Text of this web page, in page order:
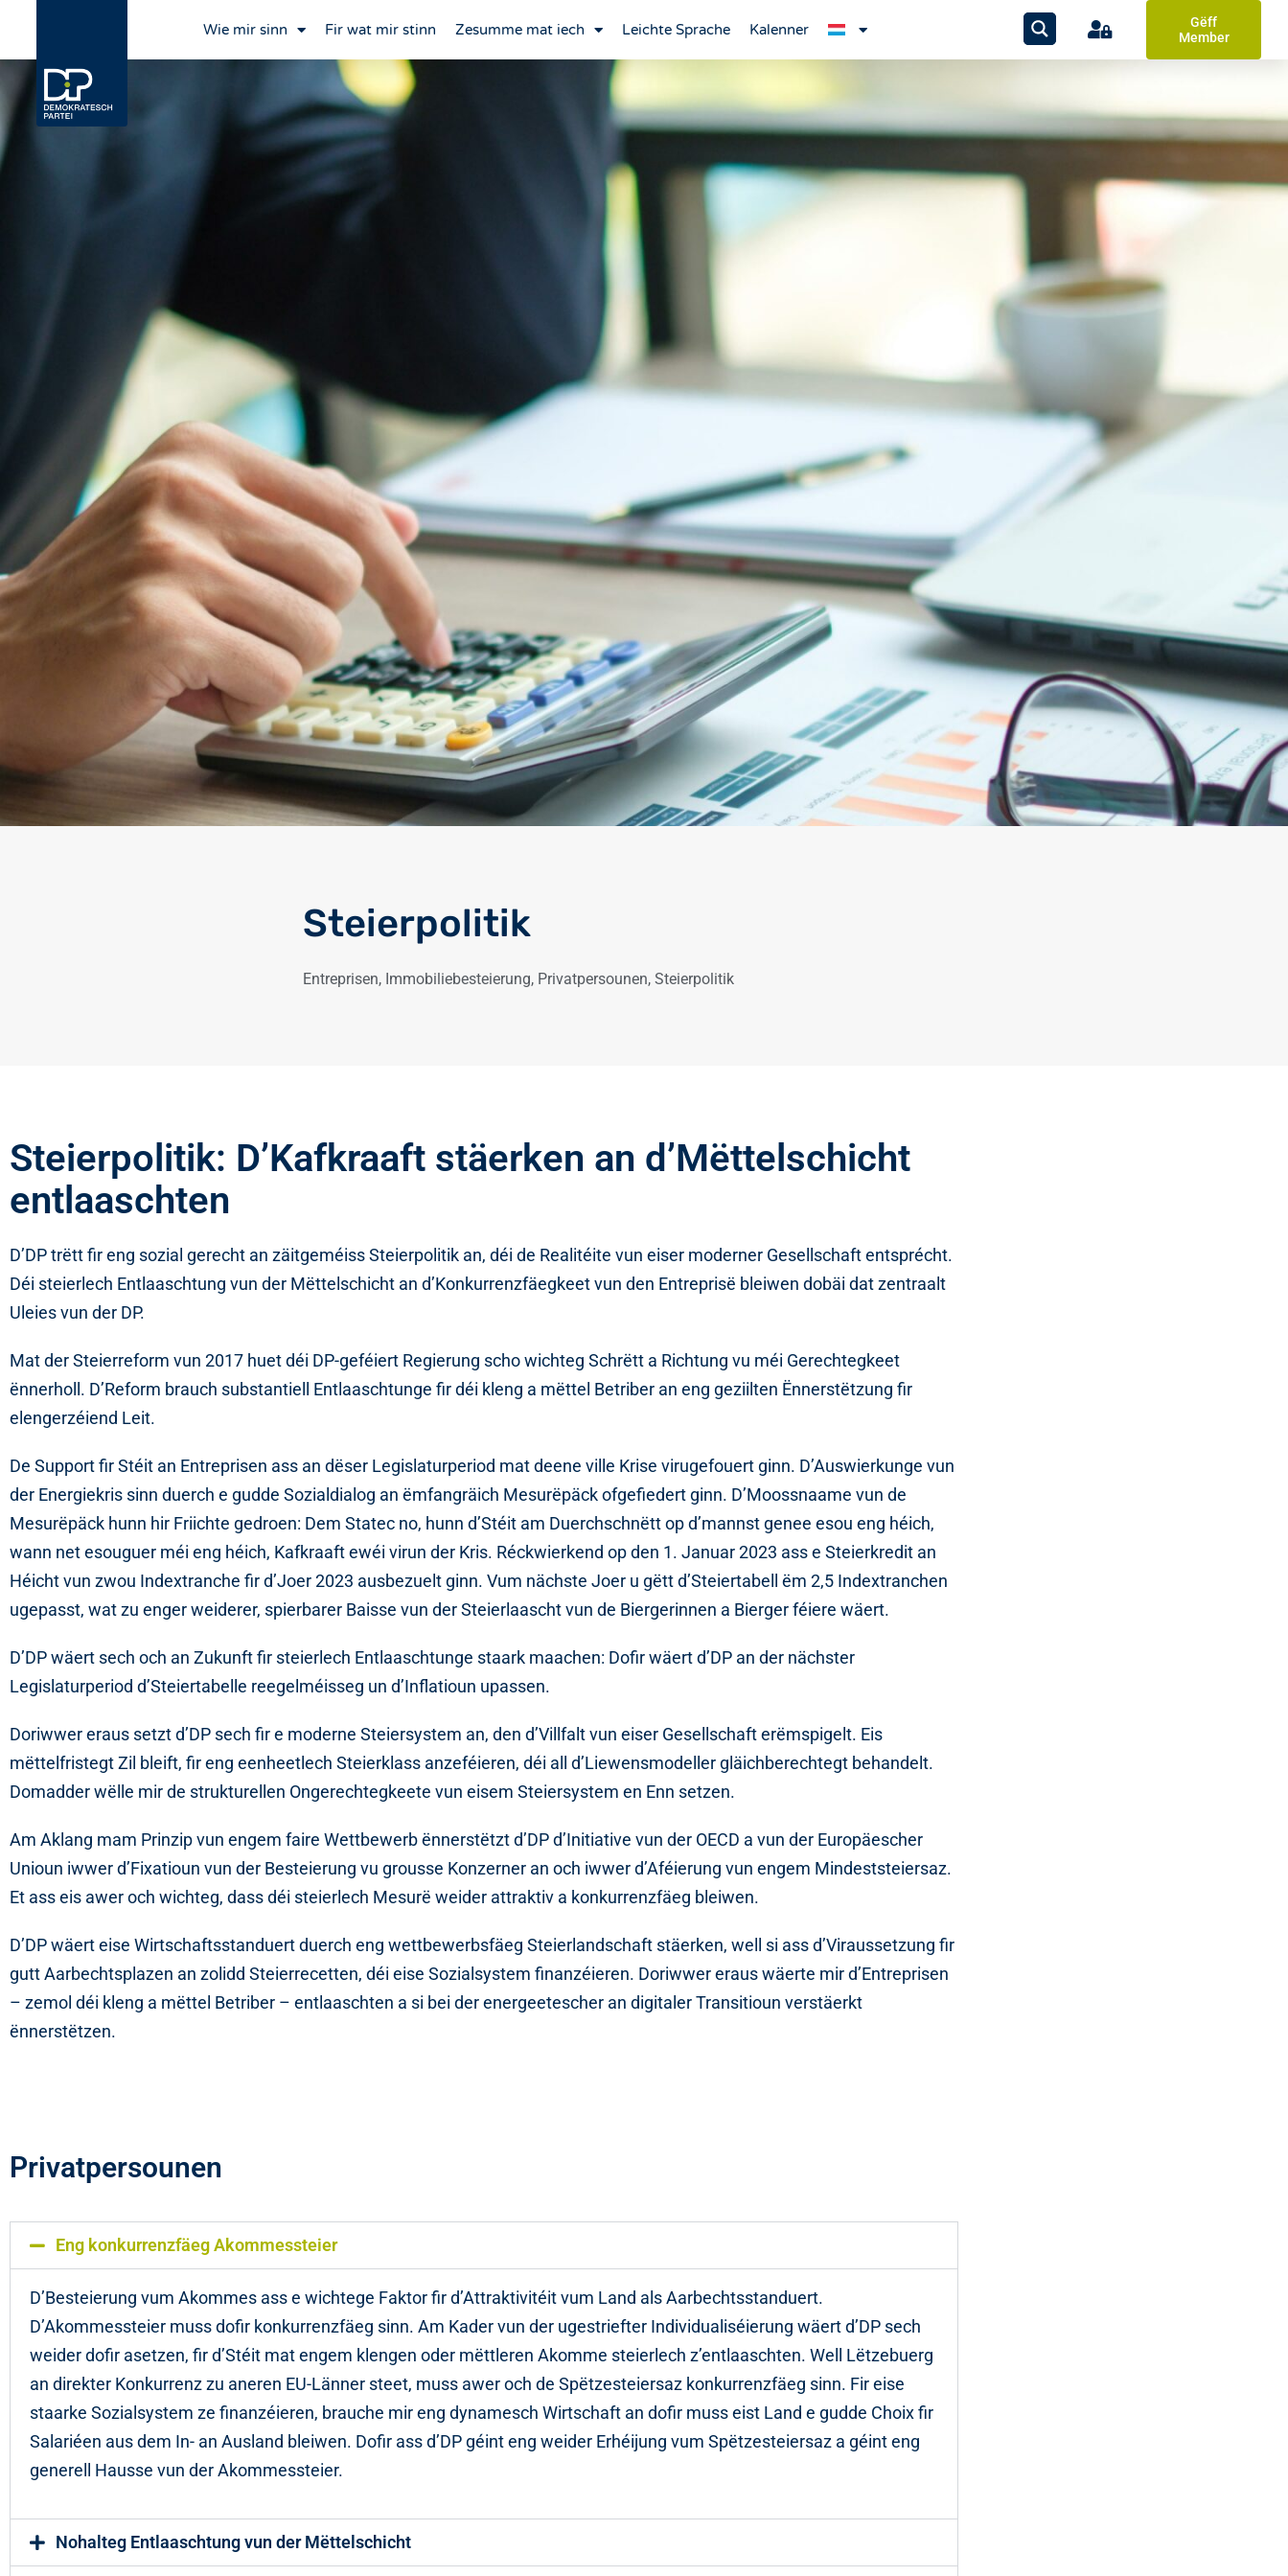
Wie mir sinn Fir wat mir stinn Zesumme mat iech Leichte Sprache Kalenner
Gëff
Member
Steierpolitik
Entreprisen, Immobiliebesteierung, Privatpersounen, Steierpolitik
Steierpolitik: D’Kafkraaft stäerken an d’Mëttelschicht
entlaaschten
D’DP trëtt fir eng sozial gerecht an zäitgeméiss Steierpolitik an, déi de Realitéite vun eiser moderner Gesellschaft entsprécht.
Déi steierlech Entlaaschtung vun der Mëttelschicht an d’Konkurrenzfäegkeet vun den Entreprisë bleiwen dobäi dat zentraalt
Uleies vun der DP.
Mat der Steierreform vun 2017 huet déi DP-geféiert Regierung scho wichteg Schrëtt a Richtung vu méi Gerechtegkeet
ënnerholl. D’Reform brauch substantiell Entlaaschtunge fir déi kleng a mëttel Betriber an eng geziilten Ënnerstëtzung fir
elengerzéiend Leit.
De Support fir Stéit an Entreprisen ass an dëser Legislaturperiod mat deene ville Krise virugefouert ginn. D’Auswierkunge vun
der Energiekris sinn duerch e gudde Sozialdialog an ëmfangräich Mesurëpäck ofgefiedert ginn. D’Moossnaame vun de
Mesurëpäck hunn hir Friichte gedroen: Dem Statec no, hunn d’Stéit am Duerchschnëtt op d’mannst genee esou eng héich,
wann net esouguer méi eng héich, Kafkraaft ewéi virun der Kris. Réckwierkend op den 1. Januar 2023 ass e Steierkredit an
Héicht vun zwou Indextranche fir d’Joer 2023 ausbezuelt ginn. Vum nächste Joer u gëtt d’Steiertabell ëm 2,5 Indextranchen
ugepasst, wat zu enger weiderer, spierbarer Baisse vun der Steierlaascht vun de Biergerinnen a Bierger féiere wäert.
D’DP wäert sech och an Zukunft fir steierlech Entlaaschtunge staark maachen: Dofir wäert d’DP an der nächster
Legislaturperiod d’Steiertabelle reegelméisseg un d’Inflatioun upassen.
Doriwwer eraus setzt d’DP sech fir e moderne Steiersystem an, den d’Villfalt vun eiser Gesellschaft erëmspigelt. Eis
mëttelfristegt Zil bleift, fir eng eenheetlech Steierklass anzeféieren, déi all d’Liewensmodeller gläichberechtegt behandelt.
Domadder wëlle mir de strukturellen Ongerechtegkeete vun eisem Steiersystem en Enn setzen.
Am Aklang mam Prinzip vun engem faire Wettbewerb ënnerstëtzt d’DP d’Initiative vun der OECD a vun der Europäescher
Unioun iwwer d’Fixatioun vun der Besteierung vu grousse Konzerner an och iwwer d’Aféierung vun engem Mindeststeiersaz.
Et ass eis awer och wichteg, dass déi steierlech Mesurë weider attraktiv a konkurrenzfäeg bleiwen.
D’DP wäert eise Wirtschaftsstanduert duerch eng wettbewerbsfäeg Steierlandschaft stäerken, well si ass d’Viraussetzung fir
gutt Aarbechtsplazen an zolidd Steierrecetten, déi eise Sozialsystem finanzéieren. Doriwwer eraus wäerte mir d’Entreprisen
– zemol déi kleng a mëttel Betriber – entlaaschten a si bei der energeetescher an digitaler Transitioun verstäerkt
ënnerstëtzen.
Privatpersounen
Eng konkurrenzfäeg Akommessteier
D’Besteierung vum Akommes ass e wichtege Faktor fir d’Attraktivitéit vum Land als Aarbechtsstanduert.
D’Akommessteier muss dofir konkurrenzfäeg sinn. Am Kader vun der ugestriefter Individualiséierung wäert d’DP sech
weider dofir asetzen, fir d’Stéit mat engem klengen oder mëttleren Akomme steierlech z’entlaaschten. Well Lëtzebuerg
an direkter Konkurrenz zu aneren EU-Länner steet, muss awer och de Spëtzesteiersaz konkurrenzfäeg sinn. Fir eise
staarke Sozialsystem ze finanzéieren, brauche mir eng dynamesch Wirtschaft an dofir muss eist Land e gudde Choix fir
Salariéen aus dem In- an Ausland bleiwen. Dofir ass d’DP géint eng weider Erhéijung vum Spëtzesteiersaz a géint eng
generell Hausse vun der Akommessteier.
Nohalteg Entlaaschtung vun der Mëttelschicht